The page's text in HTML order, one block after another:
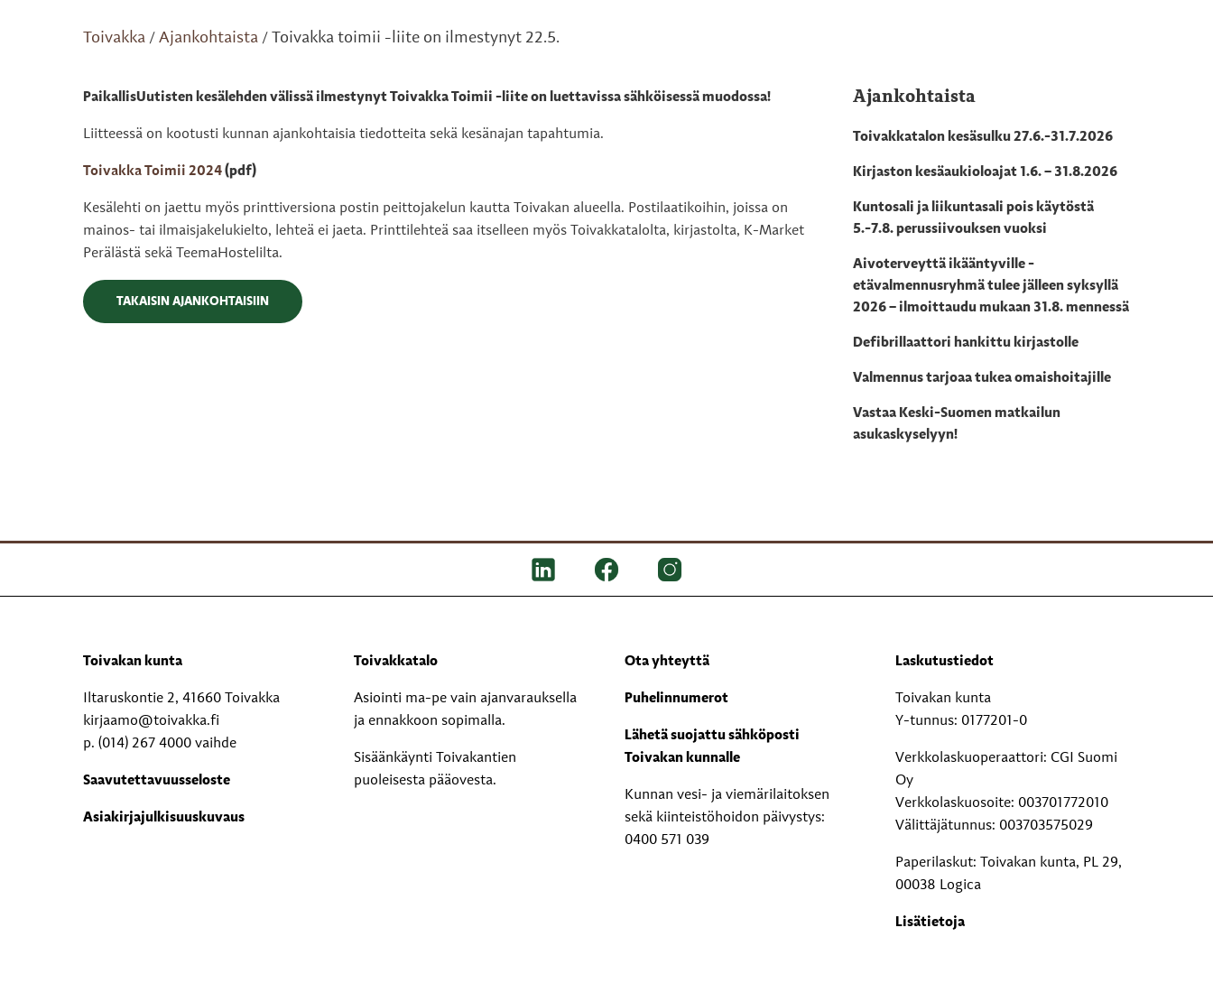
Toivakka / Ajankohtaista / Toivakka toimii -liite on ilmestynyt 22.5.
PaikallisUutisten kesälehden välissä ilmestynyt Toivakka Toimii -liite on luettavissa sähköisessä muodossa!
Liitteessä on kootusti kunnan ajankohtaisia tiedotteita sekä kesänajan tapahtumia.
Toivakka Toimii 2024(pdf)
Kesälehti on jaettu myös printtiversiona postin peittojakelun kautta Toivakan alueella. Postilaatikoihin, joissa on
mainos- tai ilmaisjakelukielto, lehteä ei jaeta. Printtilehteä saa itselleen myös Toivakkatalolta, kirjastolta, K-Market
Perälästä sekä TeemaHostelilta.
TAKAISIN AJANKOHTAISIIN
Ajankohtaista
Toivakkatalon kesäsulku 27.6.-31.7.2026
Kirjaston kesäaukioloajat 1.6. – 31.8.2026
Kuntosali ja liikuntasali pois käytöstä
5.-7.8. perussiivouksen vuoksi
Aivoterveyttä ikääntyville -
etävalmennusryhmä tulee jälleen syksyllä
2026 – ilmoittaudu mukaan 31.8. mennessä
Defibrillaattori hankittu kirjastolle
Valmennus tarjoaa tukea omaishoitajille
Vastaa Keski-Suomen matkailun
asukaskyselyyn!
Toivakan kunta
Iltaruskontie 2, 41660 Toivakka
kirjaamo@toivakka.fi
p. (014) 267 4000 vaihde
Saavutettavuusseloste
Asiakirjajulkisuuskuvaus
Toivakkatalo
Asiointi ma-pe vain ajanvarauksella
ja ennakkoon sopimalla.
Sisäänkäynti Toivakantien
puoleisesta pääovesta.
Ota yhteyttä
Puhelinnumerot
Lähetä suojattu sähköposti
Toivakan kunnalle
Kunnan vesi- ja viemärilaitoksen
sekä kiinteistöhoidon päivystys:
0400 571 039
Laskutustiedot
Toivakan kunta
Y-tunnus: 0177201-0
Verkkolaskuoperaattori: CGI Suomi
Oy
Verkkolaskuosoite: 003701772010
Välittäjätunnus: 003703575029
Paperilaskut: Toivakan kunta, PL 29,
00038 Logica
Lisätietoja